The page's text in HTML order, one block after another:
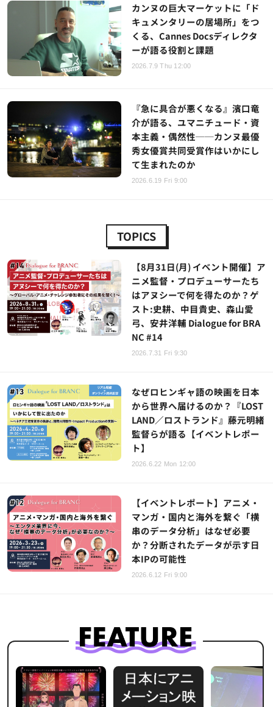
カンヌの巨大マーケットに「ド
キュメンタリーの居場所」をつ
くる、Cannes Docsディレクタ
ーが語る役割と課題
2026.7.9 Thu 12:00
『急に具合が悪くなる』濱口竜
介が語る、ユマニチュード・資
本主義・偶然性──カンヌ最優
秀女優賞共同受賞作はいかにし
て生まれたのか
2026.6.19 Fri 9:00
TOPICS
【8月31日(月) イベント開催】ア
ニメ監督・プロデューサーたち
はアヌシーで何を得たのか？ゲ
スト:史耕、中目貴史、森山愛
弓、安井洋輔 Dialogue for BRA
NC #14
2026.7.31 Fri 9:30
なぜロヒンギャ語の映画を日本
から世界へ届けるのか？『LOST
LAND／ロストランド』藤元明緒
監督らが語る【イベントレポー
ト】
2026.6.22 Mon 12:00
【イベントレポート】アニメ・
マンガ・国内と海外を繋ぐ「横
串のデータ分析」はなぜ必要
か？分断されたデータが示す日
本IPの可能性
2026.6.12 Fri 9:00